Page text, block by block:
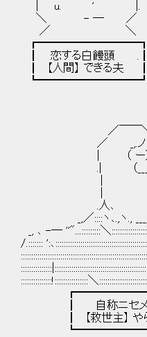
| u. ' |. 誰がそ
＼ - ― ／
／ ＼
┏━━━━━━━━━┓
┃ 恋する白饅頭 .┃
┃ 【人間】 できる夫 ┃
┗━━━━━━━━━┛
／￣￣
／ _,.
| （ ー）（ー）
.| （___人
| ﾉ 悪魔同
| |_,-‐、
.人､ 厂丶,丶 v
_,／::::ヽ､.,ヽ.,
_, ､ -― ''"...:::::::::＼
/.::::::: ':､
:::::::::::::::!::::::::::::::::＼
┃ 自称ニセメ
┃ 【救世主】 や